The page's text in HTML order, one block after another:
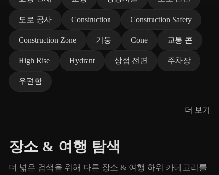
도로 공사 Construction Construction Safety
Construction Zone 기둥 Cone 교통 콘
High Rise Hydrant 상점 전면 주차장
우편함
더 보기
장소 & 여행 탐색
더 넓은 검색을 위해 다른 장소 & 여행 하위 카테고리를